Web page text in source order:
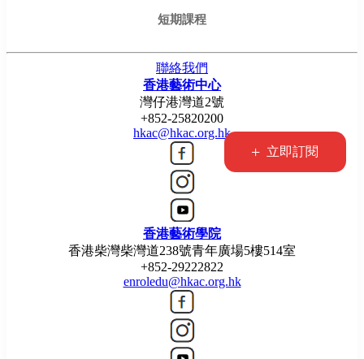
+ 立即訂閱
短期課程
聯絡我們
香港藝術中心
灣仔港灣道2號
+852-25820200
hkac@hkac.org.hk
香港藝術學院
香港柴灣柴灣道238號青年廣場5樓514室
+852-29222822
enroledu@hkac.org.hk